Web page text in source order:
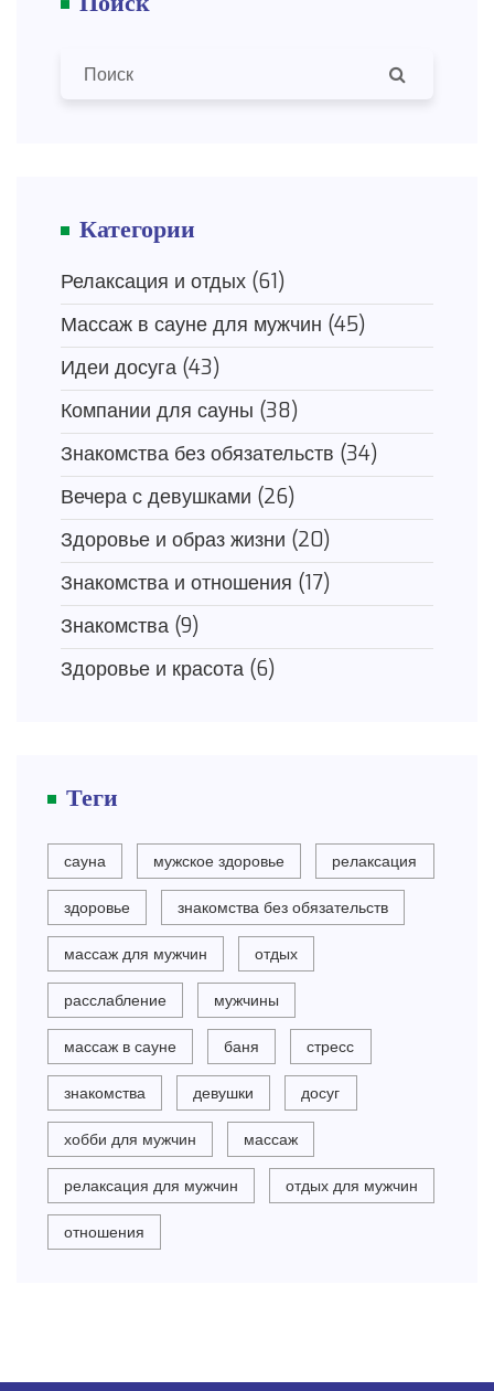
Категории
Релаксация и отдых (61)
Массаж в сауне для мужчин (45)
Идеи досуга (43)
Компании для сауны (38)
Знакомства без обязательств (34)
Вечера с девушками (26)
Здоровье и образ жизни (20)
Знакомства и отношения (17)
Знакомства (9)
Здоровье и красота (6)
Теги
сауна мужское здоровье релаксация
здоровье знакомства без обязательств
массаж для мужчин отдых
расслабление мужчины
массаж в сауне баня стресс
знакомства девушки досуг
хобби для мужчин массаж
релаксация для мужчин отдых для мужчин
отношения